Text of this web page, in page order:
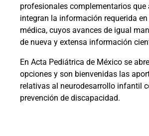
profesionales complementarios que
integran la información requerida
médica, cuyos avances de igual
de nueva y extensa información
En Acta Pediátrica de México se
opciones y son bienvenidas las
relativas al neurodesarrollo infantil
prevención de discapacidad.